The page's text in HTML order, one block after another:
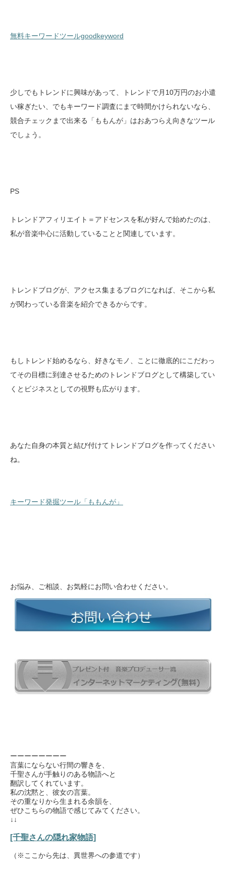
無料キーワードツールgoodkeyword
少しでもトレンドに興味があって、トレンドで月10万円のお小遣
い稼ぎたい、でもキーワード調査にまで時間かけられないなら、
競合チェックまで出来る「ももんが」はおあつらえ向きなツール
でしょう。
PS
トレンドアフィリエイト＝アドセンスを私が好んで始めたのは、
私が音楽中心に活動していることと関連しています。
トレンドブログが、アクセス集まるブログになれば、そこから私
が関わっている音楽を紹介できるからです。
もしトレンド始めるなら、好きなモノ、ことに徹底的にこだわっ
てその目標に到達させるためのトレンドブログとして構築してい
くとビジネスとしての視野も広がります。
あなた自身の本質と結び付けてトレンドブログを作ってください
ね。
キーワード発掘ツール「ももんが」
お悩み、ご相談、お気軽にお問い合わせください。
ーーーーーーーー
言葉にならない行間の響きを、
千聖さんが手触りのある物語へと
翻訳してくれています。
私の沈黙と、彼女の言葉。
その重なりから生まれる余韻を、
ぜひこちらの物語で感じてみてください。
↓↓
[千聖さんの隠れ家物語]
（※ここから先は、異世界への参道です）